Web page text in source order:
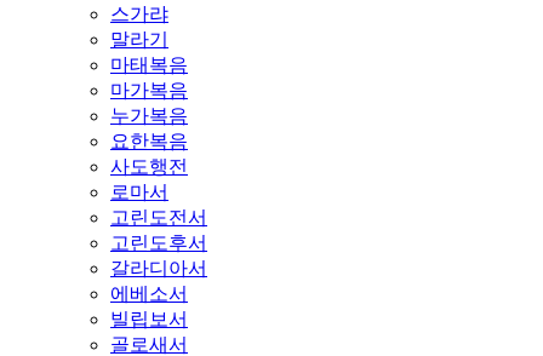
스가랴
말라기
마태복음
마가복음
누가복음
요한복음
사도행전
로마서
고린도전서
고린도후서
갈라디아서
에베소서
빌립보서
골로새서